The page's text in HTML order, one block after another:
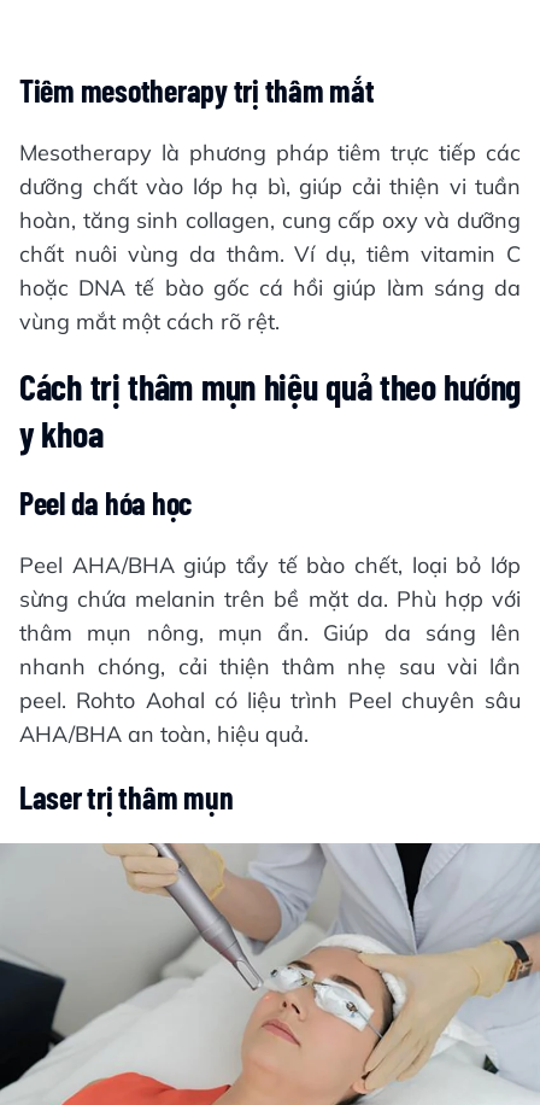
Tiêm mesotherapy trị thâm mắt
Mesotherapy là phương pháp tiêm trực tiếp các
dưỡng chất vào lớp hạ bì, giúp cải thiện vi tuần
hoàn, tăng sinh collagen, cung cấp oxy và dưỡng
chất nuôi vùng da thâm. Ví dụ, tiêm vitamin C
hoặc DNA tế bào gốc cá hồi giúp làm sáng da
vùng mắt một cách rõ rệt.
Cách trị thâm mụn hiệu quả theo hướng
y khoa
Peel da hóa học
Peel AHA/BHA giúp tẩy tế bào chết, loại bỏ lớp
sừng chứa melanin trên bề mặt da. Phù hợp với
thâm mụn nông, mụn ẩn. Giúp da sáng lên
nhanh chóng, cải thiện thâm nhẹ sau vài lần
peel. Rohto Aohal có liệu trình Peel chuyên sâu
AHA/BHA an toàn, hiệu quả.
Laser trị thâm mụn